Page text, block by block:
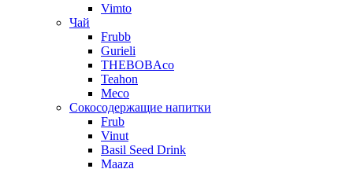
Vimto
Чай
Frubb
Gurieli
THEBOBAco
Teahon
Meco
Сокосодержащие напитки
Frub
Vinut
Basil Seed Drink
Maaza